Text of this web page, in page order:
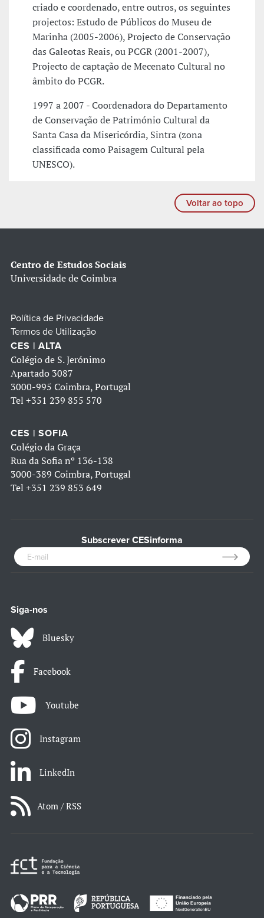
criado e coordenado, entre outros, os seguintes
projectos: Estudo de Públicos do Museu de
Marinha (2005-2006), Projecto de Conservação
das Galeotas Reais, ou PCGR (2001-2007),
Projecto de captação de Mecenato Cultural no
âmbito do PCGR.
1997 a 2007 - Coordenadora do Departamento
de Conservação de Património Cultural da
Santa Casa da Misericórdia, Sintra (zona
classificada como Paisagem Cultural pela
UNESCO).
Voltar ao topo
Centro de Estudos Sociais
Universidade de Coimbra
Política de Privacidade
Termos de Utilização
CES | ALTA
Colégio de S. Jerónimo
Apartado 3087
3000-995 Coimbra, Portugal
Tel +351 239 855 570
CES | SOFIA
Colégio da Graça
Rua da Sofia nº 136-138
3000-389 Coimbra, Portugal
Tel +351 239 853 649
Subscrever CESinforma
Siga-nos
Bluesky
Facebook
Youtube
Instagram
LinkedIn
Atom / RSS